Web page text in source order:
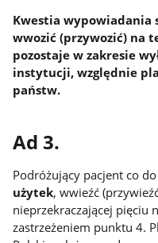
Kwestia wypowiadania
wwozić (przywozić) na
pozostaje w zakresie
instytucji, względnie
państw.
Ad 3.
Podróżujący pacjent co
użytek, wwieźć
nieprzekraczającej pięciu
zastrzeżeniem punktu 4.